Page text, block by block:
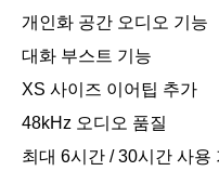
개인화 공간 오디오 기능
대화 부스트 기능
XS 사이즈 이어팁 추가
48kHz 오디오 품질
최대 6시간 / 30시간 사용